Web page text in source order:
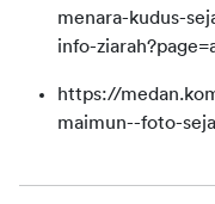
menara-kudus-
info-
https://
maimun--foto-